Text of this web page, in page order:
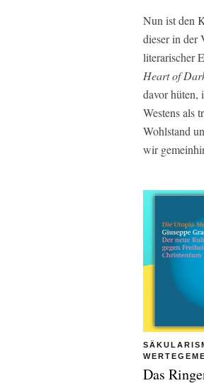
Nun ist den
dieser in der
literarischer
Heart of
davor hüten,
Westens als
Wohlstand
wir
Das